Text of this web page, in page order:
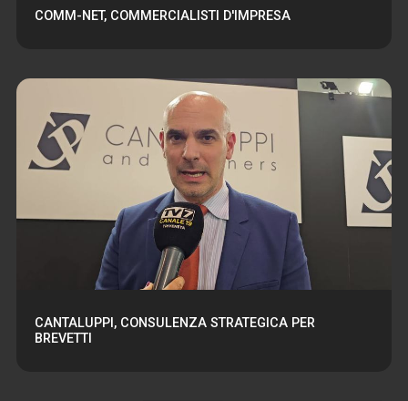
COMM-NET, COMMERCIALISTI D'IMPRESA
CANTALUPPI, CONSULENZA STRATEGICA PER
BREVETTI